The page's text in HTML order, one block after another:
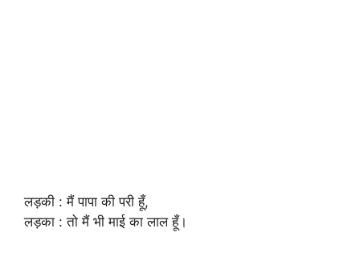
लड़की : मैं पापा की परी हूँ,
लड़का : तो मैं भी माई का लाल हूँ।